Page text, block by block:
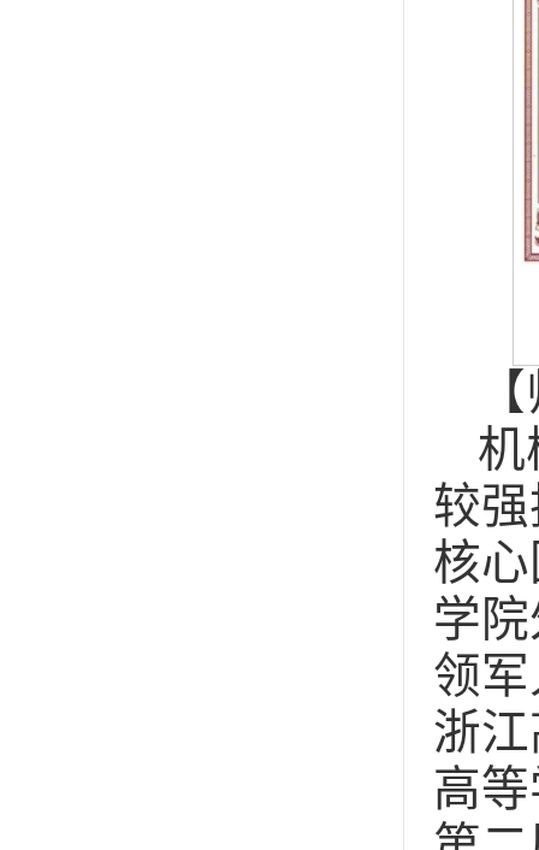
机
较
核
学
领
浙
高